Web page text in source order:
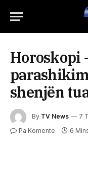
Horoskopi
shenjën
By TV News 7
Pa Komente 6